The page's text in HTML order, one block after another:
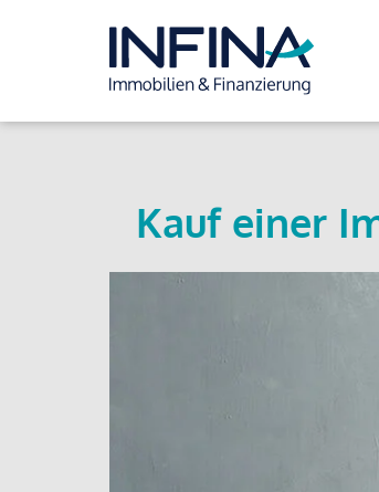
Kauf einer